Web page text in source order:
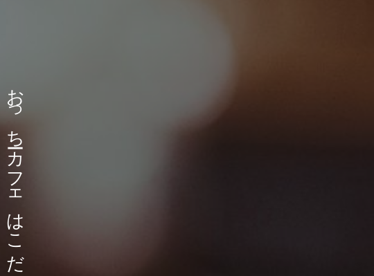
お
っ
ち
ーカ
フ
ェ
は
こ
だ
わ
り
の
焙煎コ
ー
ヒ
ーと
美味し
い
お
料理で
あ
な
た
の
日常に
ほ
ん
の
少し
笑顔を
プ
ラ
ス
し
ま
す
。
お
散歩の
途中
で
ふ
ら
っ
と
立ち
寄り
た
く
な
る
そ
ん
な
カ
フ
ェ
を
目指し
て
い
ま